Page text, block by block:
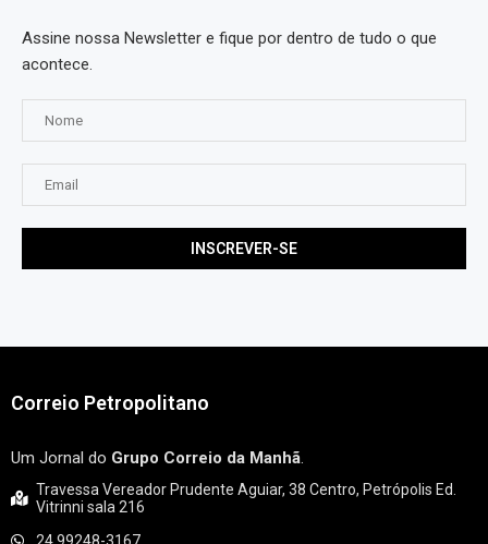
Assine nossa Newsletter e fique por dentro de tudo o que
acontece.
Correio Petropolitano
Um Jornal do Grupo Correio da Manhã.
Travessa Vereador Prudente Aguiar, 38 Centro, Petrópolis Ed.
Vitrinni sala 216